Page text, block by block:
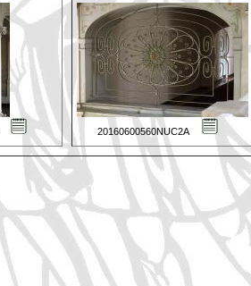
20160600560NUC2A